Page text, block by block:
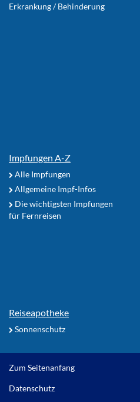
Erkrankung / Behinderung
Impfungen A-Z
Alle Impfungen
Allgemeine Impf-Infos
Die wichtigsten Impfungen
für Fernreisen
Reiseapotheke
Sonnenschutz
Zum Seitenanfang
Datenschutz